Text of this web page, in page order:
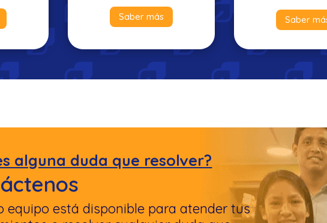
Saber más Saber
alguna duda que resolver?
equipo está disponible para atender tus